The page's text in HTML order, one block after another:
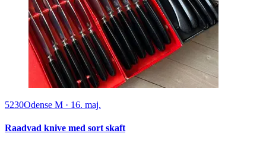
5230Odense M · 16. maj.
Raadvad knive med sort skaft